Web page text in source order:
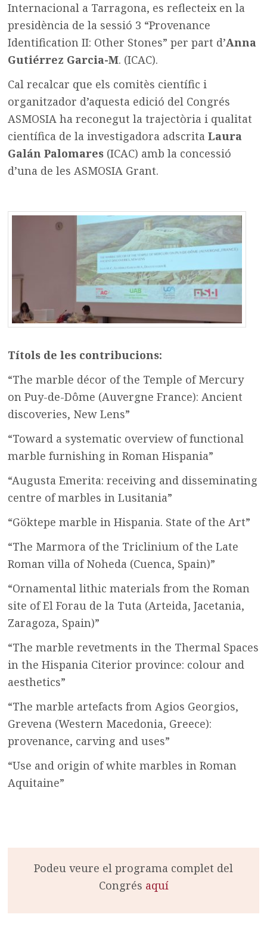
Internacional a Tarragona, es reflecteix en la
presidència de la sessió 3 “Provenance
Identification II: Other Stones” per part d’Anna
Gutiérrez Garcia-M. (ICAC).
Cal recalcar que els comitès científic i
organitzador d’aquesta edició del Congrés
ASMOSIA ha reconegut la trajectòria i qualitat
científica de la investigadora adscritaLaura
Galán Palomares (ICAC) amb la concessió
d’una de les ASMOSIA Grant.
Títols de les contribucions:
“The marble décor of the Temple of Mercury
on Puy-de-Dôme (Auvergne France): Ancient
discoveries, New Lens”
“Toward a systematic overview of functional
marble furnishing in Roman Hispania”
“Augusta Emerita: receiving and disseminating
centre of marbles in Lusitania”
“Göktepe marble in Hispania. State of the Art”
“The Marmora of the Triclinium of the Late
Roman villa of Noheda (Cuenca, Spain)”
“Ornamental lithic materials from the Roman
site of El Forau de la Tuta (Arteida, Jacetania,
Zaragoza, Spain)”
“The marble revetments in the Thermal Spaces
in the Hispania Citerior province: colour and
aesthetics”
“The marble artefacts from Agios Georgios,
Grevena (Western Macedonia, Greece):
provenance, carving and uses”
“Use and origin of white marbles in Roman
Aquitaine”
Podeu veure el programa complet del
Congrés aquí